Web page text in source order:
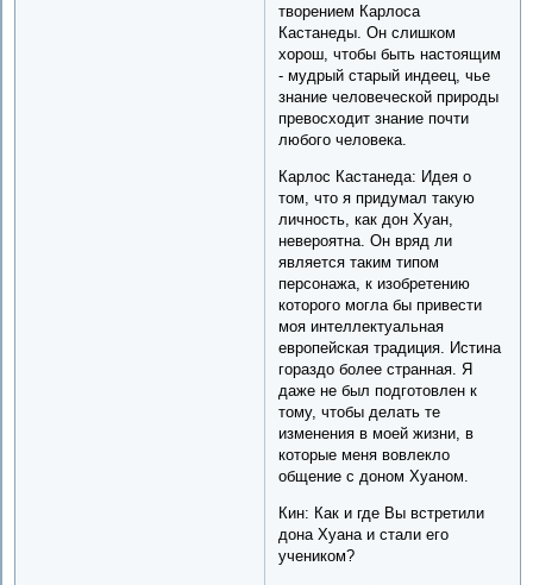
творением Карлоса
Кастанеды. Он слишком
хорош, чтобы быть настоящим
- мудрый старый индеец, чье
знание человеческой природы
превосходит знание почти
любого человека.
Карлос Кастанеда: Идея о
том, что я придумал такую
личность, как дон Хуан,
невероятна. Он вряд ли
является таким типом
персонажа, к изобретению
которого могла бы привести
моя интеллектуальная
европейская традиция. Истина
гораздо более странная. Я
даже не был подготовлен к
тому, чтобы делать те
изменения в моей жизни, в
которые меня вовлекло
общение с доном Хуаном.
Кин: Как и где Вы встретили
дона Хуана и стали его
учеником?